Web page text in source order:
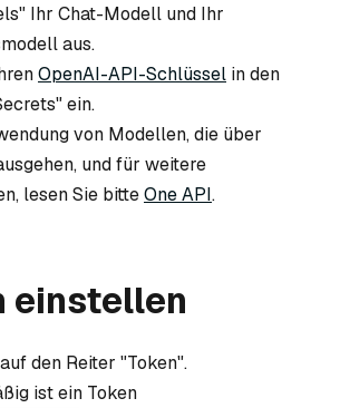
Ihr Chat-Modell und Ihr
aus.
OpenAI-API-Schlüssel in den
ein.
von Modellen, die über
und für weitere
lesen Sie bitteOne API.
einstellen
den Reiter "Token".
ist ein Token